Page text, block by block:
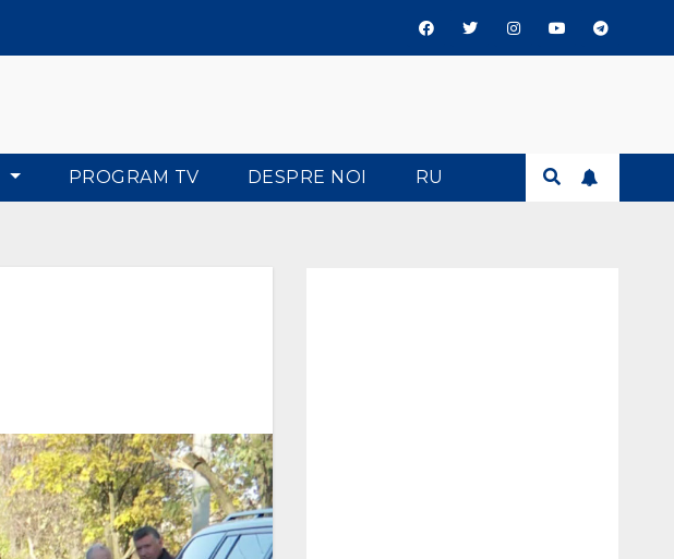
PROGRAM TV DESPRE NOI RU